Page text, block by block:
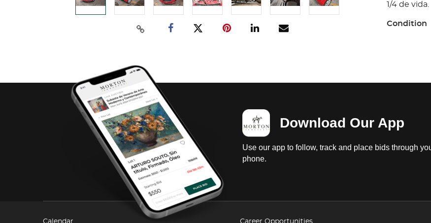
1/4 de vida.
Condition
volante,
derecho,
1/4 de vida.
Download Our App
Use our app to follow, track and place bids through
phone.
Calendar Career Opportunities